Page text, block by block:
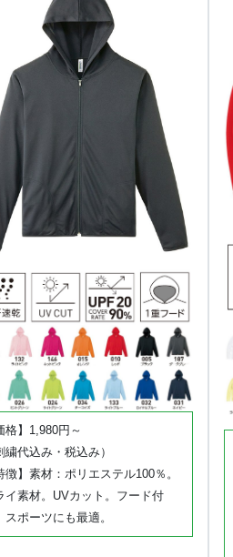
格】1,980円～
繍代込み・税込み）
徴】素材：ポリエステル100％。
イ素材。UVカット。フード付
スポーツにも最適。